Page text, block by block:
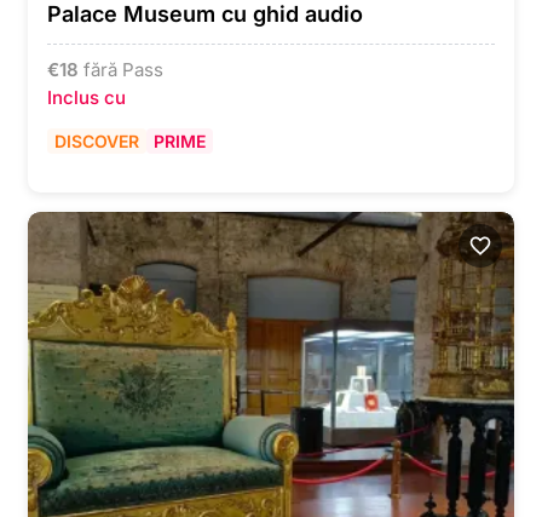
Palace Museum cu ghid audio
€18 fără Pass
Inclus cu
DISCOVER PRIME